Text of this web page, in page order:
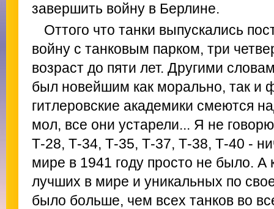
завершить войну в Берлине.
Оттого что танки выпускались
войну с танковым парком, три
возраст до пяти лет. Другими
был новейшим как морально, так и
гитлеровские академики смеются
мол, все они устарели... Я не
Т-28, Т-34, Т-35, Т-37, Т-38, Т-40 -
мире в 1941 году просто не было. А
лучших в мире и уникальных по
было больше, чем всех танков во